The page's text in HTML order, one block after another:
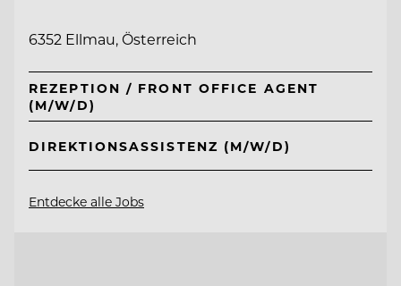
6352 Ellmau, Österreich
REZEPTION / FRONT OFFICE AGENT
(M/W/D)
DIREKTIONSASSISTENZ (M/W/D)
Entdecke alle Jobs